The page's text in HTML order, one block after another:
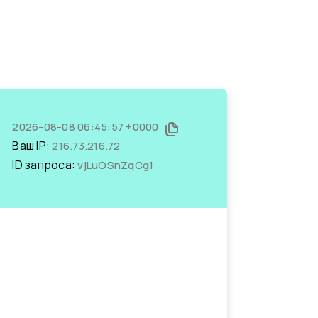
2026-08-08 06:45:57 +0000
Ваш IP:216.73.216.72
ID запроса:vjLuOSnZqCg1